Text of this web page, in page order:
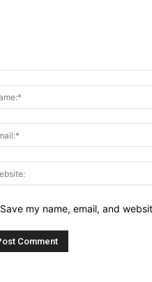
Save my name, email, and